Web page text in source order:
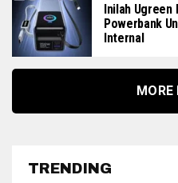
Inilah Ugreen
Powerbank
Internal
TRENDING